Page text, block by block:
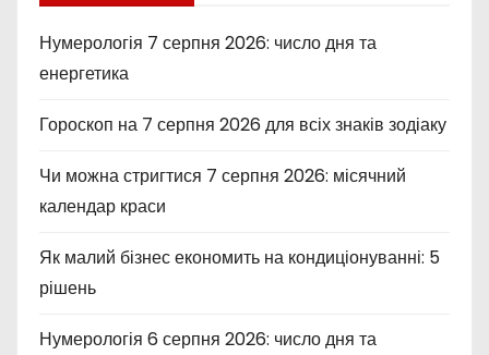
Нумерологія 7 серпня 2026: число дня та
енергетика
Гороскоп на 7 серпня 2026 для всіх знаків зодіаку
Чи можна стригтися 7 серпня 2026: місячний
календар краси
Як малий бізнес економить на кондиціонуванні: 5
рішень
Нумерологія 6 серпня 2026: число дня та